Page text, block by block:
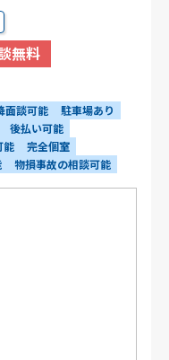
無料
面談可能
駐車場あり
後払い可能
能
完全個室
物損事故の相談可能